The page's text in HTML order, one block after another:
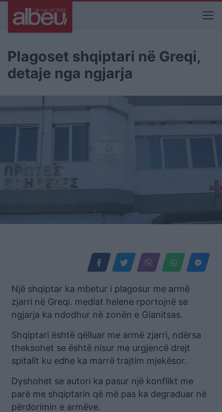
Plagoset shqiptari në Greqi,
detaje nga ngjarja
Një shqiptar ka mbetur i plagosur me armë
zjarri në Greqi. mediat helene rportojnë se
ngjarja ka ndodhur në zonën e Gianitsas.
Shqiptari është qëlluar me armë zjarri, ndërsa
theksohet se është nisur me urgjencë drejt
spitalit ku edhe ka marrë trajtim mjekësor.
Dyshohet se autori ka pasur një konflikt me
parë me shqiptarin që më pas ka degraduar në
përdorimin e armëve.